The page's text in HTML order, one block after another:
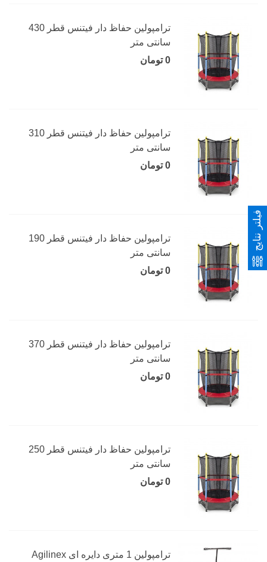
ترامپولین حفاظ دار فیتنس قطر 430
سانتی متر
0 تومان
ترامپولین حفاظ دار فیتنس قطر 310
سانتی متر
0 تومان
ترامپولین حفاظ دار فیتنس قطر 190
سانتی متر
0 تومان
ترامپولین حفاظ دار فیتنس قطر 370
سانتی متر
0 تومان
ترامپولین حفاظ دار فیتنس قطر 250
سانتی متر
0 تومان
ترامپولین 1 متری دایره ای Agilinex
فیلتر نتایج